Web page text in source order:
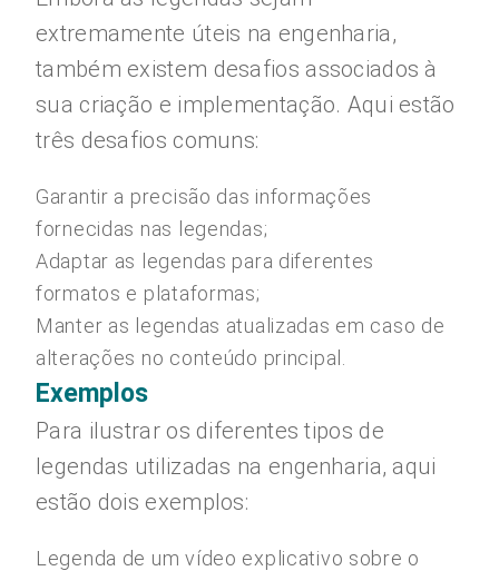
extremamente úteis na engenharia,
também existem desafios associados à
sua criação e implementação. Aqui estão
três desafios comuns:
Garantir a precisão das informações
fornecidas nas legendas;
Adaptar as legendas para diferentes
formatos e plataformas;
Manter as legendas atualizadas em caso de
alterações no conteúdo principal.
Exemplos
Para ilustrar os diferentes tipos de
legendas utilizadas na engenharia, aqui
estão dois exemplos:
Legenda de um vídeo explicativo sobre o